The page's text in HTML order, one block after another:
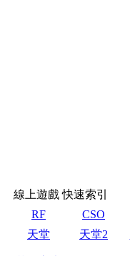
線上遊戲 快速索引
RF
CSO
天堂
天堂2